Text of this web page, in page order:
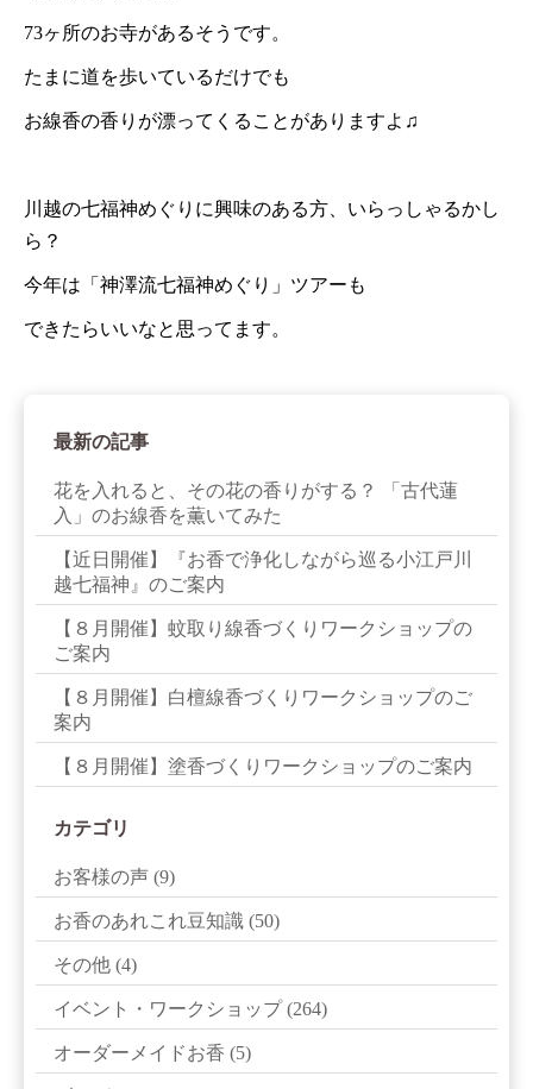
73ヶ所のお寺があるそうです。
たまに道を歩いているだけでも
お線香の香りが漂ってくることがありますよ♫
川越の七福神めぐりに興味のある方、いらっしゃるかし
ら？
今年は「神澤流七福神めぐり」ツアーも
できたらいいなと思ってます。
最新の記事
花を入れると、その花の香りがする？ 「古代蓮
入」のお線香を薫いてみた
【近日開催】『お香で浄化しながら巡る小江戸川
越七福神』のご案内
【８月開催】蚊取り線香づくりワークショップの
ご案内
【８月開催】白檀線香づくりワークショップのご
案内
【８月開催】塗香づくりワークショップのご案内
カテゴリ
お客様の声 (9)
お香のあれこれ豆知識 (50)
その他 (4)
イベント・ワークショップ(264)
オーダーメイドお香 (5)